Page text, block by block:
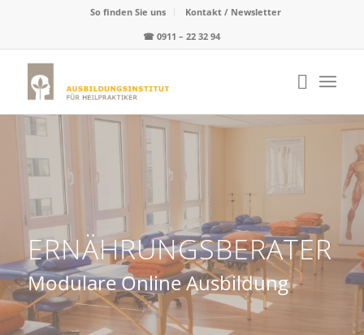
So finden Sie uns
Kontakt / Newsletter
☎0911 – 22 32 94
ERNÄHRUNGSBERATER
Modulare Online Ausbildung